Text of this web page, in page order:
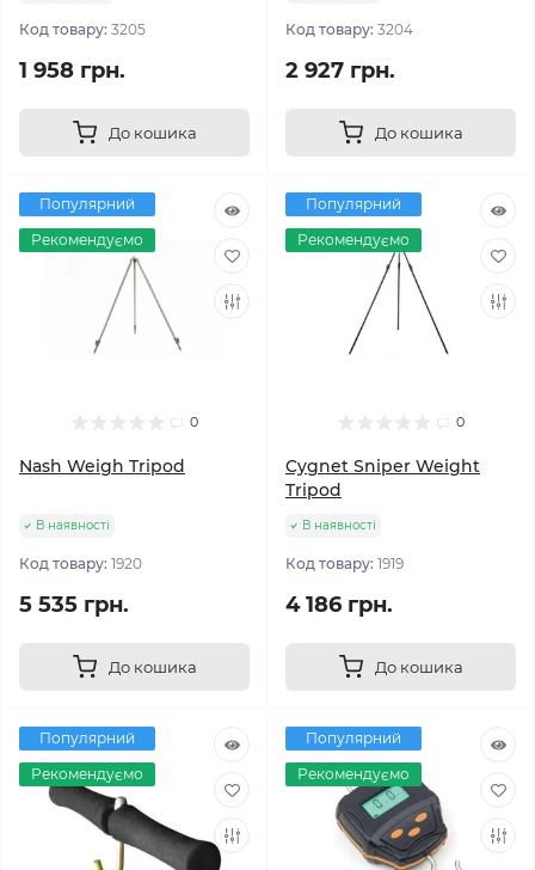
Код товару: 3205
1 958 грн.
До кошика
Код товару: 3204
2 927 грн.
До кошика
Популярний
Рекомендуємо
0
Nash Weigh Tripod
В наявності
Код товару: 1920
5 535 грн.
До кошика
Популярний
Рекомендуємо
0
Cygnet Sniper Weight
Tripod
В наявності
Код товару: 1919
4 186 грн.
До кошика
Популярний
Рекомендуємо
Популярний
Рекомендуємо